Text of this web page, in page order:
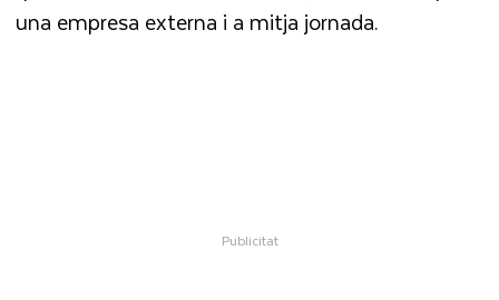
una empresa externa i a mitja jornada.